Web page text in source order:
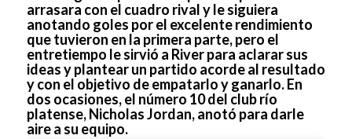
arrasara con el cuadro rival y le siguiera
anotando goles por el excelente rendimiento
que tuvieron en la primera parte, pero el
entretiempo le sirvió a River para aclarar sus
ideas y plantear un partido acorde al resultado
y con el objetivo de empatarlo y ganarlo. En
dos ocasiones, el número 10 del club río
platense, Nicholas Jordan, anotó para darle
aire a su equipo.